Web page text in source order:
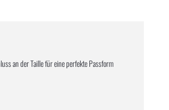
an der Taille für eine perfekte Passform